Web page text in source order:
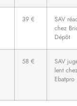
39 €
SAV
chez
Dépôt
58 €
SAV
lent
Ebatpro